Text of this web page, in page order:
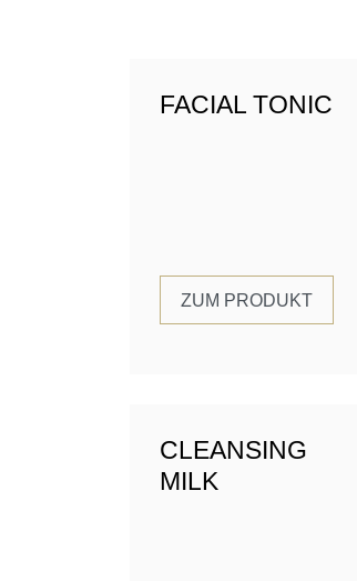
FACIAL TONIC
ZUM PRODUKT
CLEANSING
MILK